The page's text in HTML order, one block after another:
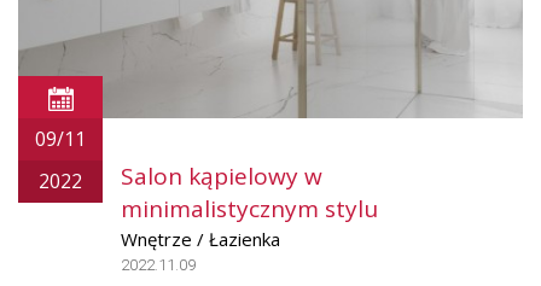
09/11
2022
Salon kąpielowy w
minimalistycznym stylu
Wnętrze / Łazienka
2022.11.09